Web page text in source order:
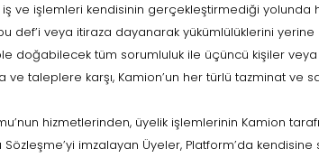
ve işlemleri kendisinin gerçekleştirmediği yolunda
def’i veya itiraza dayanarak yükümlülüklerini yerine
doğabilecek tüm sorumluluk ile üçüncü kişiler veya
taleplere karşı, Kamion’un her türlü tazminat ve
hizmetlerinden, üyelik işlemlerinin Kamion
imzalayan Üyeler, Platform’da